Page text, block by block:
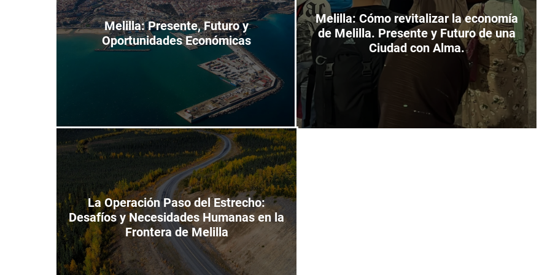
e
n
z
Melilla: Presente, Futuro y
Oportunidades Económicas
Melilla: Cómo revitalizar la economía
de Melilla. Presente y Futuro de una
Ciudad con Alma.
La Operación Paso del Estrecho:
Desafíos y Necesidades Humanas en la
Frontera de Melilla